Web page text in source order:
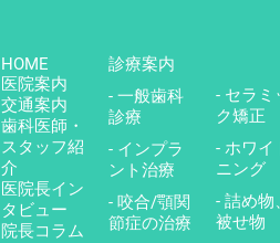
HOME
医院案内
交通案内
歯科医師・
スタッフ紹
介
医院長イン
タビュー
院長コラム
診療案内
- 一般歯科
診療
- インプラ
ント治療
- 咬合/顎関
節症の治療
- セラミ
ク矯正
- ホワイ
ニング
- 詰め物、
被せ物